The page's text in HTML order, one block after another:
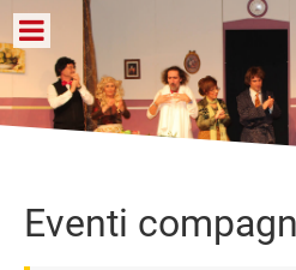
Eventi